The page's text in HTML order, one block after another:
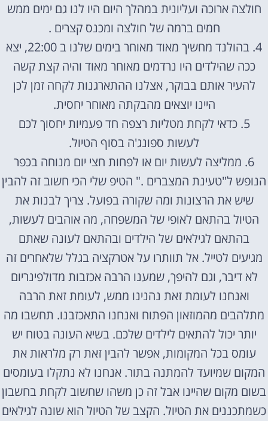
חולצה ארוכה ועליונית במהלך היום היו לנו גם ימים ממש
חמים ברמה של חולצה ומכנס קצרים .
4. בהולנד מחשיך מאוד מאוחר בימים שלנו ב 22:00, יצא
ככה שהילדים היו נרדמים מאוחר מאוד והיה קצת קשה
להעיר אותם בבוקר, אצלנו ההתארגנות לקחה זמן לכן
היינו יוצאים מהבקתה מאוחר יחסית.
5. כדאי לקחת מטליות רצפה חד פעמיות יחסוך לכם
לעשות ספונג'ה בסוף הטיול.
6. ממליצה לעשות יום או לפחות חצי יום מנוחה בכפר
הנופש ל"טעינת המצברים ." הטיפ שלי הכי חשוב זה להבין
שיש את הרצונות ומה שקורה בפועל. צריך לבנות את
הטיול בהתאם לאופי של המשפחה, מה אוהבים לעשות,
בהתאם לגילאים של הילדים ובהתאם לעונה שאתם
מגיעים לטייל. אל תוותרו על אטרקציה בגלל שלאחרים זה
לא דיבר, וגם להיפך, שמענו הרבה אכזבות מדולפינריום
ואנחנו לעומת זאת נהנינו ממש, לעומת זאת הרבה
מתלהבים מהמוזאון הפתוח ואנחנו התאכזבנו. תחשבו מה
יותר יכול להתאים לילדים שלכם. בשיא העונה בטוח יש
עומס בכל המקומות, אפשר להבין זאת רק מלראות את
המקום שמיועד להמתנה בתור. אנחנו לא נתקלו בעומסים
בשום מקום שהיינו אבל זה כן משהו שחשוב לקחת בחשבון
כשמתכננים את הטיול. הקצב של הטיול הוא שונה לגילאים